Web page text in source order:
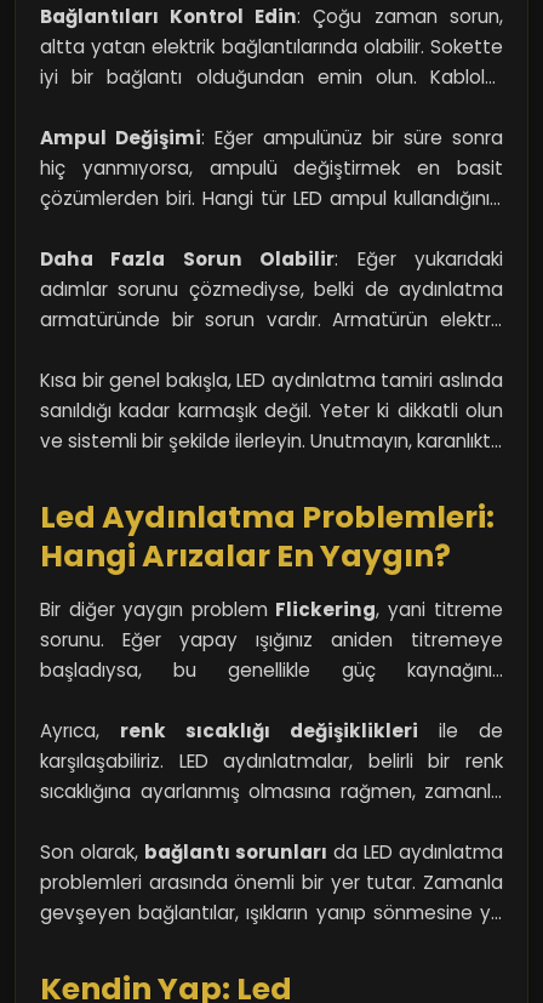
kaynağında fiziksel bir hasar yoksa işi biraz daha
derinlemesine inceleyebilirsiniz.
Bağlantıları Kontrol Edin: Çoğu zaman sorun,
altta yatan elektrik bağlantılarında olabilir. Sokette
iyi bir bağlantı olduğundan emin olun. Kablolar
kapattığınızdan emin olun, güvenliğiniz her şeyden
önemli!
Ampul Değişimi: Eğer ampulünüz bir süre sonra
hiç yanmıyorsa, ampulü değiştirmek en basit
çözümlerden biri. Hangi tür LED ampul kullandığınızı
bulmak işinizi kolaylaştırır. Unutmayın, her LED ampul
aynı değildir; bazıları daha az enerjiyle daha fazla
ışık üretebilir.
Daha Fazla Sorun Olabilir: Eğer yukarıdaki
adımlar sorunu çözmediyse, belki de aydınlatma
armatüründe bir sorun vardır. Armatürün elektrik
çalışmasını engelleyebilir. Temizlemek, çoğu zaman
mantıklı bir çözümdür.
Kısa bir genel bakışla, LED aydınlatma tamiri aslında
sanıldığı kadar karmaşık değil. Yeter ki dikkatli olun
ve sistemli bir şekilde ilerleyin. Unutmayın, karanlıkta
basit bilgiyi edinmekte fayda var!
Led Aydınlatma Problemleri:
Hangi Arızalar En Yaygın?
Bir diğer yaygın problem Flickering, yani titreme
sorunu. Eğer yapay ışığınız aniden titremeye
başladıysa, bu genellikle güç kaynağının
bozucu olabiliyor değil mi? Bu durum, hem göz
yorgunluğuna yol açabilir hem de elektrik
faturalarınızı artıra bilir. Tıpkı yanıt alamadığınız bir
yaratabilir.
Ayrıca, renk sıcaklığı değişiklikleri ile de
karşılaşabiliriz. LED aydınlatmalar, belirli bir renk
sıcaklığına ayarlanmış olmasına rağmen, zamanla
beyaz ışıkla aydınlatılan bir ortam, birkaç ay sonra
daha sarı bir ışıkla sizi karşılayabilir. Bu da ışığın ruh
hâlinizi nasıl etkilediğinin bir göstergesi.
Son olarak, bağlantı sorunları da LED aydınlatma
problemleri arasında önemli bir yer tutar. Zamanla
gevşeyen bağlantılar, ışıkların yanıp sönmesine ya
arkadaşınızla aranızdaki iletişimde kopma
Kendin Yap: Led